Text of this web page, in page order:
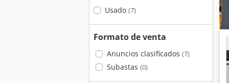
Usado (7)
Formato de venta
Anuncios clasificados (7)
Subastas (0)